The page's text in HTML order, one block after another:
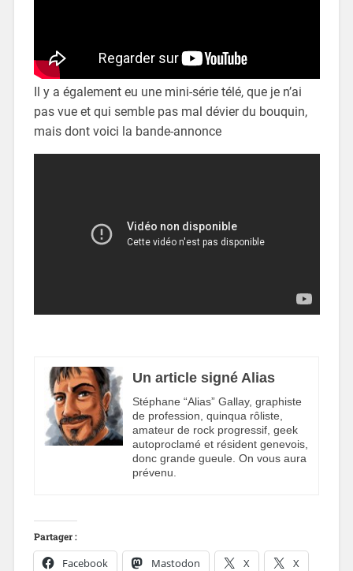
Il y a également eu une mini-série télé, que je n’ai
pas vue et qui semble pas mal dévier du bouquin,
mais dont voici la bande-annonce
Un article signé Alias
Stéphane “Alias” Gallay, graphiste
de profession, quinqua rôliste,
amateur de rock progressif, geek
autoproclamé et résident genevois,
donc grande gueule. On vous aura
prévenu.
Partager :
Facebook Mastodon X X